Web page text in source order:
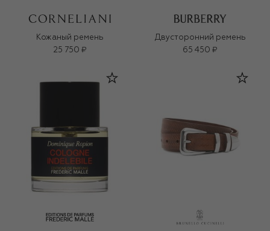
Кожаный ремень
25 750 ₽
Двусторонний ремень
65 450 ₽